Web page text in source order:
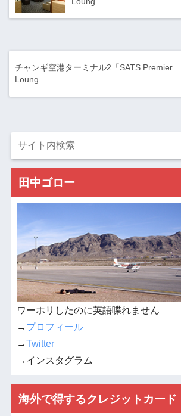
チャンギ空港ターミナル2「SATS Premier
Loung…
田中ゴロー
ワーホリしたのに英語喋れません
→ プロフィール
→Twitter
→インスタグラム
海外で得するクレジットカード